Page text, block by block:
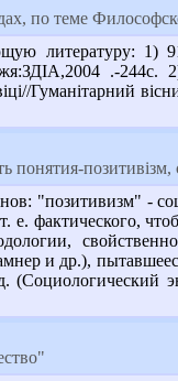
по теме
литературу: 1)
.-
Гуманітарний
позитивізм,
"позитивизм" -
е. фактического,
и др.),
(Социологический